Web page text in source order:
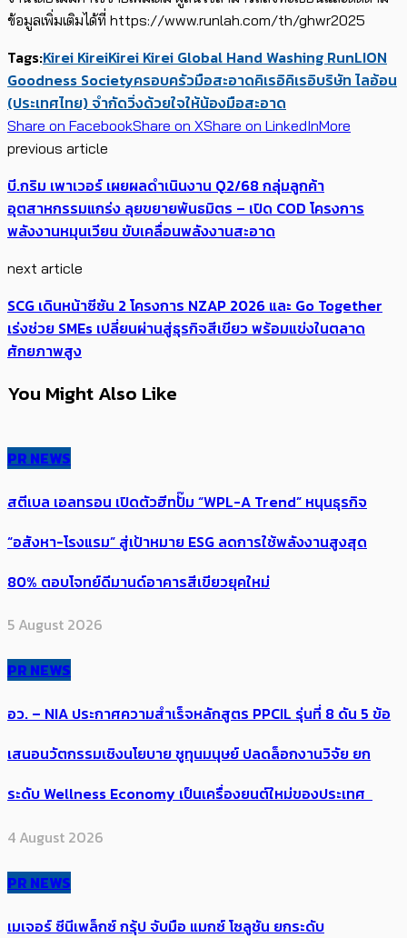
ข้อมูลเพิ่มเติมได้ที่ https://www.runlah.com/th/ghwr2025
Tags:Kirei KireiKirei Kirei Global Hand Washing RunLION
Goodness Societyครอบครัวมือสะอาดคิเรอิคิเรอิบริษัท ไลอ้อน
(ประเทศไทย) จำกัดวิ่งด้วยใจให้น้องมือสะอาด
Share on FacebookShare on XShare on LinkedInMore
previous article
บี.กริม เพาเวอร์ เผยผลดำเนินงาน Q2/68 กลุ่มลูกค้า
อุตสาหกรรมแกร่ง ลุยขยายพันธมิตร – เปิด COD โครงการ
พลังงานหมุนเวียน ขับเคลื่อนพลังงานสะอาด
next article
SCG เดินหน้าซีซัน 2 โครงการ NZAP 2026 และ​ Go Together
เร่งช่วย SMEs เปลี่ยนผ่านสู่ธุรกิจสีเขียว ​พร้อมแข่งในตลาด
ศักยภาพสูง
You Might Also Like
PR NEWS
สตีเบล เอลทรอน เปิดตัวฮีทปั๊ม “WPL-A Trend” หนุนธุรกิจ
“อสังหา-โรงแรม” สู่เป้าหมาย ESG ลดการใช้พลังงานสูงสุด
80% ตอบโจทย์ดีมานด์อาคารสีเขียวยุคใหม่
5 August 2026
PR NEWS
อว. – NIA ประกาศความสำเร็จหลักสูตร PPCIL รุ่นที่ 8 ดัน 5 ข้อ
เสนอนวัตกรรมเชิงนโยบาย ชูทุนมนุษย์ ปลดล็อกงานวิจัย ยก
ระดับ Wellness Economy เป็นเครื่องยนต์ใหม่ของประเทศ
4 August 2026
PR NEWS
เมเจอร์ ซีนีเพล็กซ์ กรุ้ป จับมือ แมกซ์ โซลูชัน ยกระดับ